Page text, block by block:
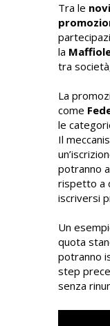
Tra le
la
tra
La
come
le
Il
potranno
rispetto a
iscriversi
Un
quota
potranno
step
senza